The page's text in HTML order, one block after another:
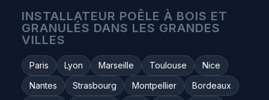
INSTALLATEUR POÊLE À BOIS ET
GRANULÉS DANS LES GRANDES
VILLES
Paris Lyon Marseille Toulouse
Nice
Nantes
Strasbourg Montpellier
Bordeaux